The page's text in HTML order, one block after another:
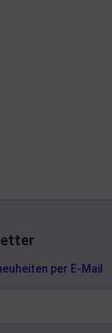
per E-Mail